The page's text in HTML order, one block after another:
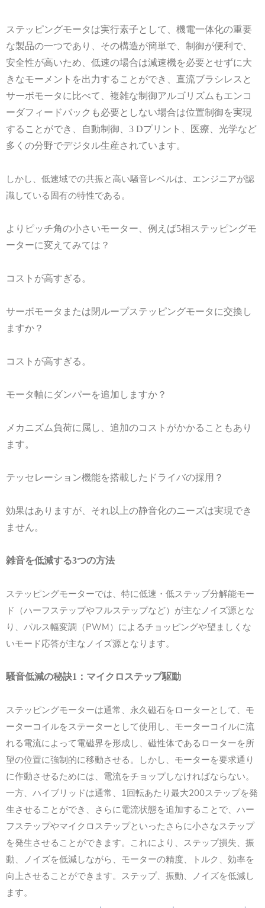
ステッピングモータ は実行素子として、機電一体化の重要
な製品の一つであり、その構造が簡単で、制御が便利で、
安全性が高いため、低速の場合は減速機を必要とせずに大
きなモーメントを出力することができ、直流ブラシレスと
サーボモータに比べて、複雑な制御アルゴリズムもエンコ
ーダフィードバックも必要としない場合は位置制御を実現
することができ、自動制御、 3 Dプリント、医療、光学など
多くの分野でデジタル生産されています。
しかし、低速域での共振と高い騒音レベルは、エンジニアが認
識している固有の特性である。
よりピッチ角の小さいモーター、例えば5相ステッピングモ
ーターに変えてみては？
コストが高すぎる。
サーボモータまたは閉ループステッピングモータに交換し
ますか？
コストが高すぎる。
モータ軸にダンパーを追加しますか？
メカニズム負荷に属し、追加のコストがかかることもあり
ます。
テッセレーション機能を搭載したドライバの採用？
効果はありますが、それ以上の静音化のニーズは実現でき
ません。
雑音を低減する3つの方法
ステッピングモーターでは、特に低速・低ステップ分解能モー
ド（ハーフステップやフルステップなど）が主なノイズ源とな
り、パルス幅変調（PWM）によるチョッピングや望ましくな
いモード応答が主なノイズ源となります。
騒音低減の秘訣1 ：マイクロステップ駆動
ステッピングモーターは通常、永久磁石をローターとして、モ
ーターコイルをステーターとして使用し、モーターコイルに流
れる電流によって電磁界を形成し、磁性体であるローターを所
望の位置に強制的に移動させる。しかし、モーターを要求通り
に作動させるためには、電流をチョップしなければならない。
一方、ハイブリッドは通常、1回転あたり最大200ステップを発
生させることができ、さらに電流状態を追加することで、ハー
フステップやマイクロステップといったさらに小さなステップ
を発生させることができます。これにより、ステップ損失、振
動、ノイズを低減しながら、モーターの精度、トルク、効率を
向上させることができます。ステップ、振動、ノイズを低減し
ます。